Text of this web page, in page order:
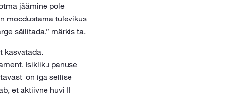
jäämine pole
moodustama tulevikus
säilitada,” märkis ta.
kasvatada.
Isikliku panuse
on iga sellise
et aktiivne huvi II